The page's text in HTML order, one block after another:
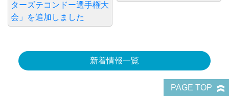
ターズテコンドー選手権大
会」を追加しました
新着情報一覧
PAGE TOP